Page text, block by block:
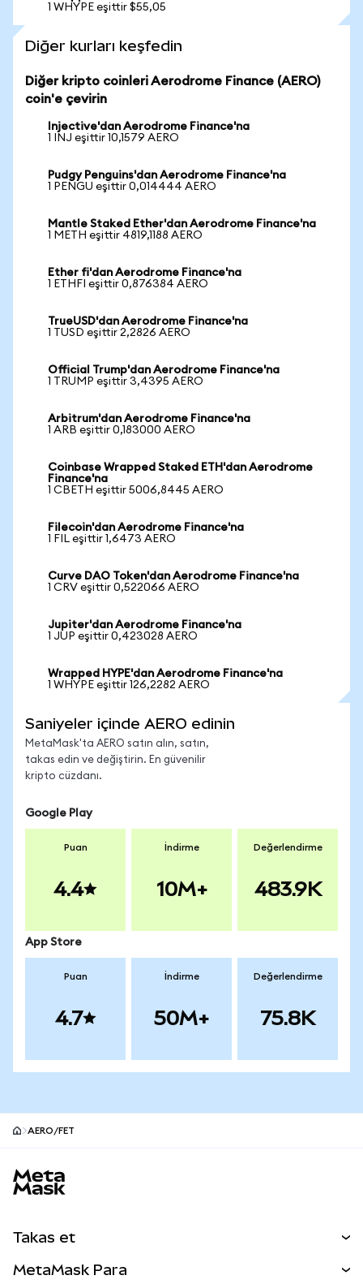
1 WHYPE eşittir $55,05
Diğer kurları keşfedin
Diğer kripto coinleri Aerodrome Finance (AERO)
coin'e çevirin
Injective'dan Aerodrome Finance'na
1 INJ eşittir 10,1579 AERO
Pudgy Penguins'dan Aerodrome Finance'na
1 PENGU eşittir 0,014444 AERO
Mantle Staked Ether'dan Aerodrome Finance'na
1 METH eşittir 4819,1188 AERO
Ether fi'dan Aerodrome Finance'na
1 ETHFI eşittir 0,876384 AERO
TrueUSD'dan Aerodrome Finance'na
1 TUSD eşittir 2,2826 AERO
Official Trump'dan Aerodrome Finance'na
1 TRUMP eşittir 3,4395 AERO
Arbitrum'dan Aerodrome Finance'na
1 ARB eşittir 0,183000 AERO
Coinbase Wrapped Staked ETH'dan Aerodrome
Finance'na
1 CBETH eşittir 5006,8445 AERO
Filecoin'dan Aerodrome Finance'na
1 FIL eşittir 1,6473 AERO
Curve DAO Token'dan Aerodrome Finance'na
1 CRV eşittir 0,522066 AERO
Jupiter'dan Aerodrome Finance'na
1 JUP eşittir 0,423028 AERO
Wrapped HYPE'dan Aerodrome Finance'na
1 WHYPE eşittir 126,2282 AERO
Saniyeler içinde AERO edinin
MetaMask'ta AERO satın alın, satın,
takas edin ve değiştirin. En güvenilir
kripto cüzdanı.
Google Play
Puan
4.4
İndirme
10M+
Değerlendirme
483.9K
App Store
Puan
4.7
İndirme
50M+
Değerlendirme
75.8K
AERO/FET
Takas et
MetaMask Para